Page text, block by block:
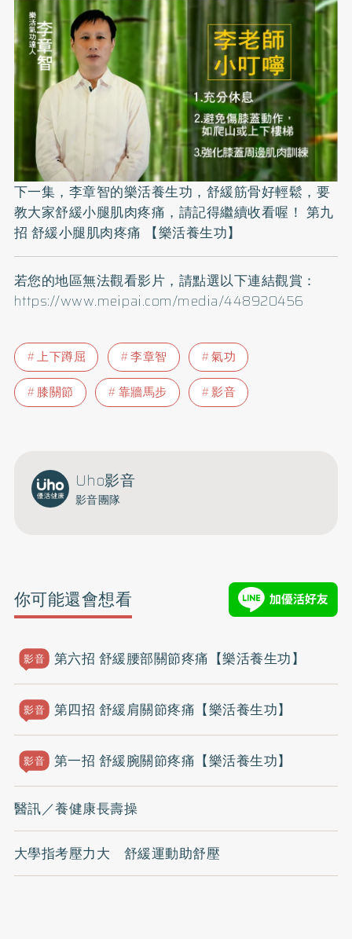
下一集，李章智的樂活養生功，舒緩筋骨好輕鬆，要
教大家舒緩小腿肌肉疼痛，請記得繼續收看喔！ 第九
招 舒緩小腿肌肉疼痛 【樂活養生功】
若您的地區無法觀看影片，請點選以下連結觀賞：
https://www.meipai.com/media/448920456
上下蹲屈 李章智
氣功
膝關節
靠牆馬步 影音
Uho影音
影音團隊
你可能還會想看
影音 第六招 舒緩腰部關節疼痛【樂活養生功】
影音 第四招 舒緩肩關節疼痛【樂活養生功】
影音 第一招 舒緩腕關節疼痛【樂活養生功】
醫訊／養健康長壽操
大學指考壓力大 舒緩運動助舒壓